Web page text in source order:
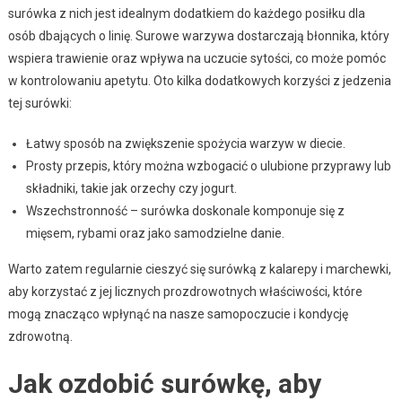
surówka z nich jest idealnym dodatkiem do każdego posiłku dla
osób dbających o linię. Surowe warzywa dostarczają błonnika, który
wspiera trawienie oraz wpływa na uczucie sytości, co może pomóc
w kontrolowaniu apetytu. Oto kilka dodatkowych korzyści z jedzenia
tej surówki:
Łatwy sposób na zwiększenie spożycia warzyw w diecie.
Prosty przepis, który można wzbogacić o ulubione przyprawy lub
składniki, takie jak orzechy czy jogurt.
Wszechstronność – surówka doskonale komponuje się z
mięsem, rybami oraz jako samodzielne danie.
Warto zatem regularnie cieszyć się surówką z kalarepy i marchewki,
aby korzystać z jej licznych prozdrowotnych właściwości, które
mogą znacząco wpłynąć na nasze samopoczucie i kondycję
zdrowotną.
Jak ozdobić surówkę, aby